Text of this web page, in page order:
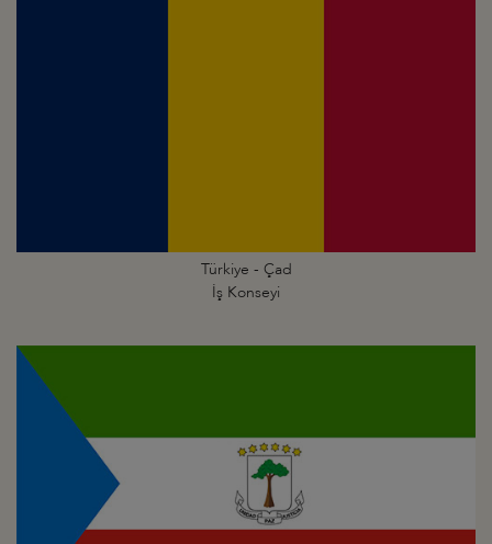
Türkiye - Çad
İş Konseyi